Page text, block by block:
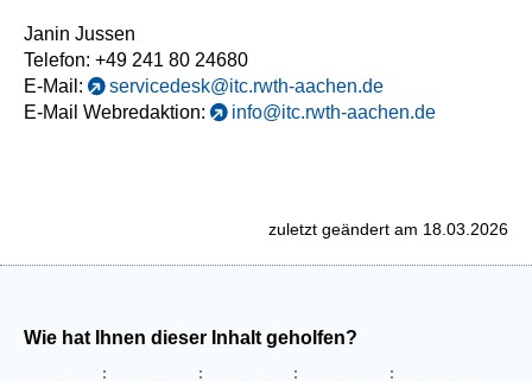
Janin Jussen
Telefon: +49 241 80 24680
E-Mail:
servicedesk@itc.rwth-aachen.de
E-Mail Webredaktion:
info@itc.rwth-aachen.de
zuletzt geändert am 18.03.2026
Wie hat Ihnen dieser Inhalt geholfen?